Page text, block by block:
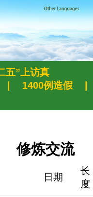
五”上访真
1400例造假
修炼交流
日期
长
度